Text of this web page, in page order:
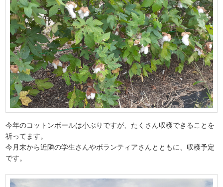
今年のコットンボールは小ぶりですが、たくさん収穫できることを
祈ってます。
今月末から近隣の学生さんやボランティアさんとともに、収穫予定
です。